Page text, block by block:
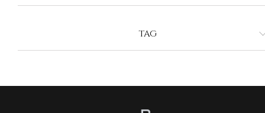
2026年6月
TAG